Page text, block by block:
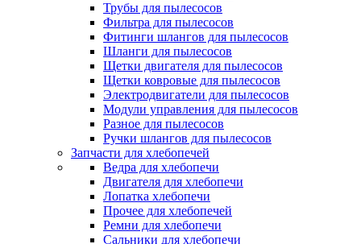
Трубы для пылесосов
Фильтра для пылесосов
Фитинги шлангов для пылесосов
Шланги для пылесосов
Щетки двигателя для пылесосов
Щетки ковровые для пылесосов
Электродвигатели для пылесосов
Модули управления для пылесосов
Разное для пылесосов
Ручки шлангов для пылесосов
Запчасти для хлебопечей
Ведра для хлебопечи
Двигателя для хлебопечи
Лопатка хлебопечи
Прочее для хлебопечей
Ремни для хлебопечи
Сальники для хлебопечи